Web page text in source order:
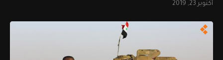
أكتوبر 23, 2019